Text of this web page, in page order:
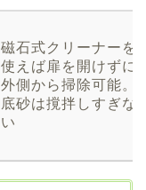
磁石式クリーナーを
使えば扉を開けずに
外側から掃除可能。
底砂は撹拌しすぎな
い